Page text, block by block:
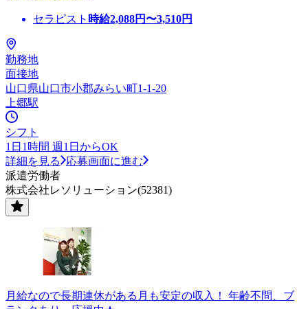
セラピスト 時給2,088円〜3,510円
勤務地
面接地
山口県山口市小郡みらい町1-1-20
上郷駅
シフト
1日1時間 週1日からOK
詳細を見る
応募画面に進む
派遣労働者
株式会社レソリューション(52381)
月給なので長期連休がある月も安定の収入！ 年齢不問、ブ